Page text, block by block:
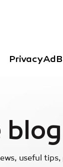
Privacy
blog
useful